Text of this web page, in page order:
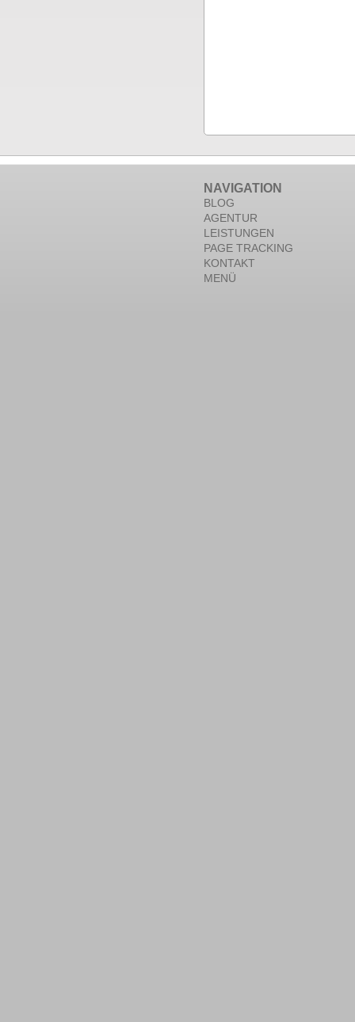
NAVIGATION
BLOG
AGENTUR
LEISTUNGEN
PAGE TRACKING
KONTAKT
MENÜ